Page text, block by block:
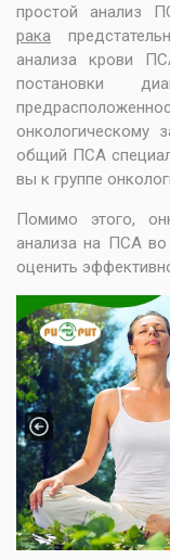
простой анализ
рака
анализа крови
постановки
общий ПСА
вы к группе
Помимо этого,
анализа на ПСА во
оценить
Previous